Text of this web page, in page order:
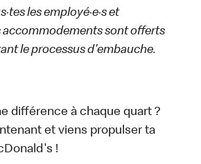
les employé·e·s et
accommodements sont offerts
le processus d'embauche.
différence à chaque quart ?
et viens propulser ta
!